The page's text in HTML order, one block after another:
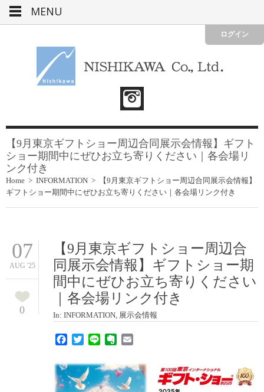
ログイン
【9月東京ギフトショー周辺合同展示会情報】ギフト
ショー期間中にぜひお立ち寄りください｜各会場リ
ンク付き
Home > INFORMATION >
【9月東京ギフトショー周辺合同展示会情報】
ギフトショー期間中にぜひお立ち寄りください｜各会場リンク付き
07
AUG '25
0
【9月東京ギフトショー周辺合
同展示会情報】ギフトショー期
間中にぜひお立ち寄りください
｜各会場リンク付き
In: INFORMATION, 展示会情報
FacebookTwitterLine Evernote
MENU